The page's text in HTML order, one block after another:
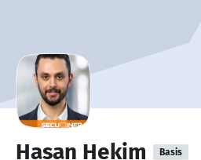
Hasan Hekim Basis